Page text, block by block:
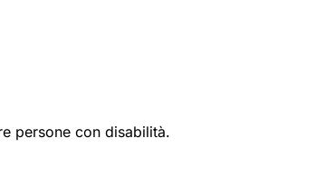
persone con disabilità.